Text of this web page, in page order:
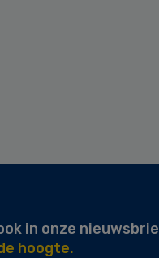
in onze
hoogte.